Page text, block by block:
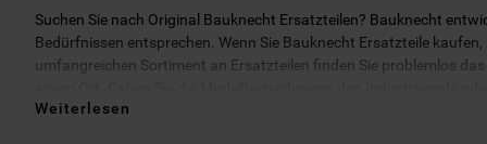
Suchen Sie nach Original Bauknecht Ersatzteilen? Bauknecht
Bedürfnissen entsprechen. Wenn Sie Bauknecht Ersatzteile
umfangreichen Sortiment an Ersatzteilen finden Sie problemlos
einem Ort. Geben Sie die Modellbezeichnung, den Industriecode
darüber hinaus 2 Jahre Garantie auf das bestellte Ersatzteil.
Weiterlesen